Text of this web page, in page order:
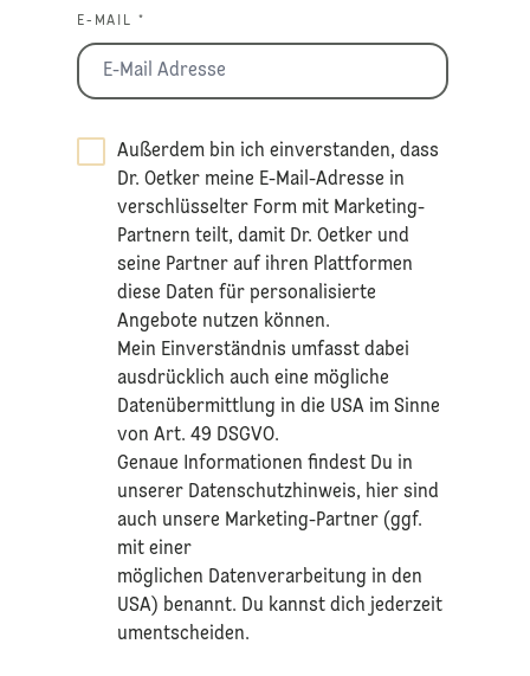
E-MAIL *
Außerdem bin ich einverstanden, dass
Dr. Oetker meine E-Mail-Adresse in
verschlüsselter Form mit Marketing-
Partnern teilt, damit Dr. Oetker und
seine Partner auf ihren Plattformen
diese Daten für personalisierte
Angebote nutzen können.
Mein Einverständnis umfasst dabei
ausdrücklich auch eine mögliche
Datenübermittlung in die USA im Sinne
von Art. 49 DSGVO.​
​Genaue Informationen findest Du in
unserer Datenschutzhinweis, hier sind
auch unsere Marketing-Partner (ggf.
mit einer
möglichen Datenverarbeitung in den
USA) benannt. Du kannst dich jederzeit
umentscheiden.